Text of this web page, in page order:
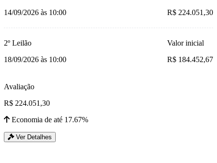
14/09/2026 às 10:00
R$ 224.051,30
2º Leilão
18/09/2026 às 10:00
Valor inicial
R$ 184.452,67
Avaliação
R$ 224.051,30
Economia de até 17.67%
Ver Detalhes